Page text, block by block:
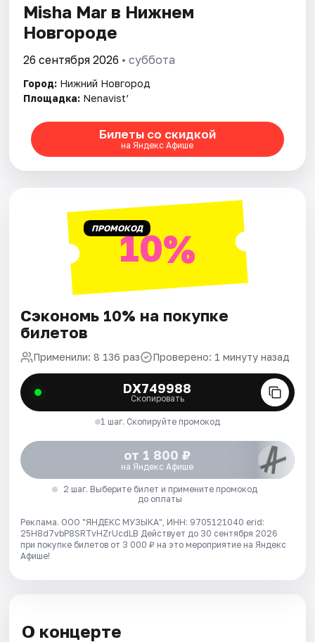
Площадки
Артисты
Misha Mar в Нижнем
Новгороде
26 сентября 2026 • суббота
Город: Нижний Новгород
Площадка: Nenavist’
Билеты со скидкой
на Яндекс Афише
ПРОМОКОД10%
Сэкономь 10% на покупке
билетов
Применили: 8 136 раз Проверено: 1 минуту назад
DX749988
Скопировать
1 шаг. Скопируйте промокод
от 1 800 ₽
на Яндекс Афише
2 шаг. Выберите билет и примените промокод
до оплаты
Реклама. ООО "ЯНДЕКС МУЗЫКА", ИНН: 9705121040 erid:
25H8d7vbP8SRTvHZrUcdLB Действует до 30 сентября 2026
при покупке билетов от 3 000 ₽ на это мероприятие на Яндекс
Афише!
О концерте